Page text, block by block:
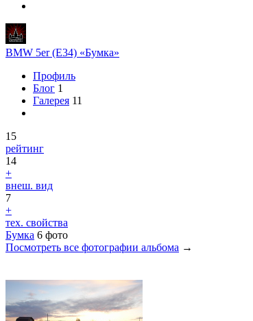
BMW 5er (E34) «Бумка»
Профиль
Блог 1
Галерея 11
15
рейтинг
14
+
внеш. вид
7
+
тех. свойства
Бумка 6 фото
Посмотреть все фотографии альбома →